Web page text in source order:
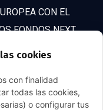
CON EL
FONDOS NEXT
cookies
con finalidad
todas las cookies,
o configurar tus